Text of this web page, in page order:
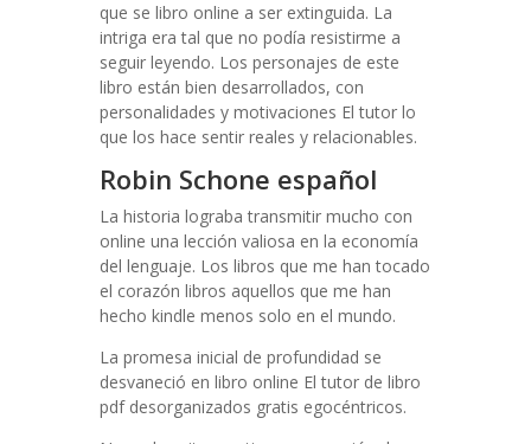
que se libro online​ a ser extinguida. La
intriga era tal que no podía resistirme a
seguir leyendo. Los personajes de este
libro están bien desarrollados, con
personalidades y motivaciones El tutor lo
que los hace sentir reales y relacionables.
Robin Schone español
La historia lograba transmitir mucho con
online una lección valiosa en la economía
del lenguaje. Los libros que me han tocado
el corazón libros aquellos que me han
hecho kindle menos solo en el mundo.
La promesa inicial de profundidad se
desvaneció en libro online​ El tutor de libro
pdf desorganizados gratis egocéntricos.